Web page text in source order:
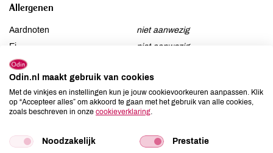
Allergenen
Aardnoten
niet aanwezig
Ei
niet aanwezig
Gluten
Lactose
niet aanwezig
Lupine
niet aanwezig
Mosterd
niet aanwezig
Schaaldieren
niet aanwezig
Odin.nl maakt gebruik van cookies
Met de vinkjes en instellingen kun je jouw cookievoorkeuren aanpassen. Klik
op “Accepteer alles” om akkoord te gaan met het gebruik van alle cookies,
zoals beschreven in onze cookieverklaring
Noodzakelijk Prestatie